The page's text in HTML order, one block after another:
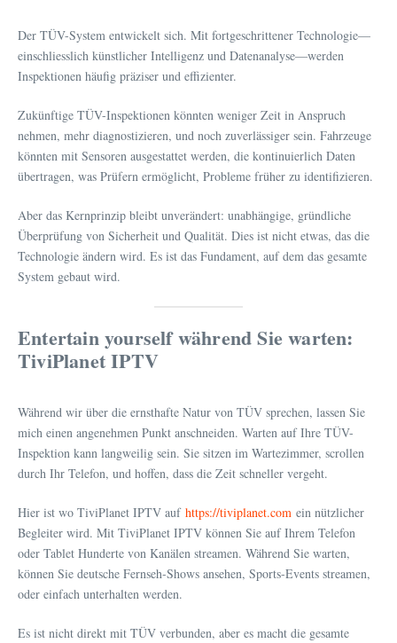
Der TÜV-System entwickelt sich. Mit fortgeschrittener Technologie—
einschliesslich künstlicher Intelligenz und Datenanalyse—werden
Inspektionen häufig präziser und effizienter.
Zukünftige TÜV-Inspektionen könnten weniger Zeit in Anspruch
nehmen, mehr diagnostizieren, und noch zuverlässiger sein. Fahrzeuge
könnten mit Sensoren ausgestattet werden, die kontinuierlich Daten
übertragen, was Prüfern ermöglicht, Probleme früher zu identifizieren.
Aber das Kernprinzip bleibt unverändert: unabhängige, gründliche
Überprüfung von Sicherheit und Qualität. Dies ist nicht etwas, das die
Technologie ändern wird. Es ist das Fundament, auf dem das gesamte
System gebaut wird.
Entertain yourself während Sie warten:
TiviPlanet IPTV
Während wir über die ernsthafte Natur von TÜV sprechen, lassen Sie
mich einen angenehmen Punkt anschneiden. Warten auf Ihre TÜV-
Inspektion kann langweilig sein. Sie sitzen im Wartezimmer, scrollen
durch Ihr Telefon, und hoffen, dass die Zeit schneller vergeht.
Hier ist wo TiviPlanet IPTV auf https://tiviplanet.com ein nützlicher
Begleiter wird. Mit TiviPlanet IPTV können Sie auf Ihrem Telefon
oder Tablet Hunderte von Kanälen streamen. Während Sie warten,
können Sie deutsche Fernseh-Shows ansehen, Sports-Events streamen,
oder einfach unterhalten werden.
Es ist nicht direkt mit TÜV verbunden, aber es macht die gesamte